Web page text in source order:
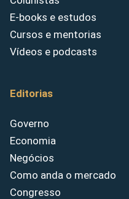
E-books e estudos
Cursos e mentorias
Vídeos e podcasts
Editorias
Governo
Economia
Negócios
Como anda o mercado
Congresso